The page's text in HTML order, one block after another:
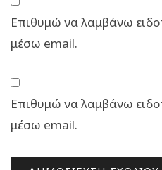
Επιθυμώ να λαμβάνω
μέσω email.
Επιθυμώ να λαμβάνω
μέσω email.